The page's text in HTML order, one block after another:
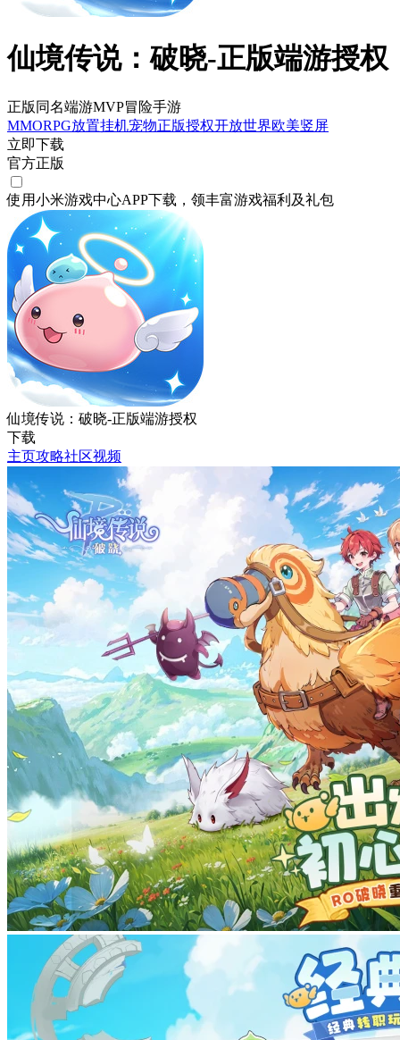
仙境传说：破晓-正版端游授权
正版同名端游MVP冒险手游
MMORPG放置挂机宠物正版授权开放世界欧美竖屏
立即下载
官方正版
使用小米游戏中心APP下载 ，领丰富游戏福利 及礼包
仙境传说：破晓-正版端游授权
下载
主页攻略社区视频